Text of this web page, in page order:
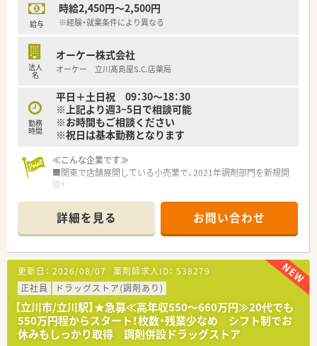
給与
時給2,450円～2,500円
※経験・就業条件により異なる
法人
名
オーケー株式会社
オーケー 立川髙島屋S.C.店薬局
勤務
時間
平日＋土日祝 09：30～18：30
※上記より週3~5日で相談可能
※お時間もご相談ください
※祝日は基本勤務となります
≪こんな企業です≫
■関東で店舗展開している小売業で、2021年調剤部門を新規開
設！
号店をきっかけに併設店拡大も検討されています
■「借入無しで年率20％の成長を達成」を経営目標に、小売業と
しての売上が好調なため経営面は安心
■お客様目線に立ち、「高品質」な商品の提供・接客をモットーに
している企業
■福利厚生として研修補助制度あり
■急なお休みでも本部薬剤師により応援対応できる体制となり
ますのでご安心頂けます
■今後、調剤薬局事業拡大予定為、90分以内転勤する可能性があ
ります
■有給取得率ほぼ100％と高水準
詳細を見る お問い合わせ
更新日： 2026/08/07 薬剤師求人ID： 538279
正社員
ドラッグストア(調剤あり)
【立川市/立川駅】★急募≪高年収550～660万円≫20代でも
550万円程からスタート！枚数・残業少なめ シフト制でお
休みもしっかり取得 調剤併設ドラッグストア